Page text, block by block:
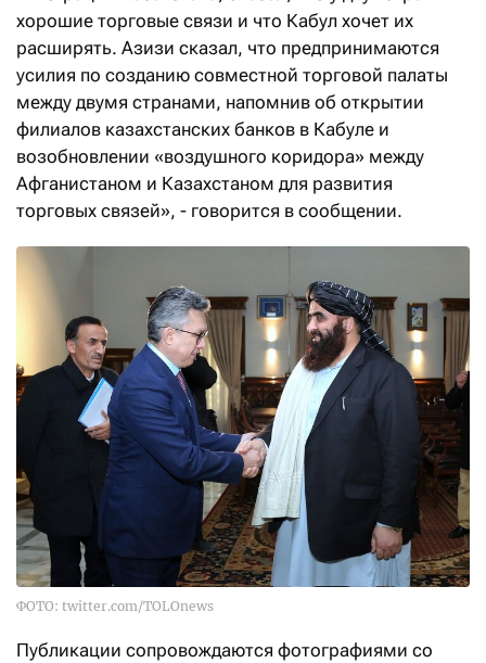
хорошие торговые связи и что Кабул хочет их
расширять. Азизи сказал, что предпринимаются
усилия по созданию совместной торговой палаты
между двумя странами, напомнив об открытии
филиалов казахстанских банков в Кабуле и
возобновлении «воздушного коридора» между
Афганистаном и Казахстаном для развития
торговых связей», - говорится в сообщении.
ФОТО: twitter.com/TOLOnews
​Публикации сопровождаются фотографиями со